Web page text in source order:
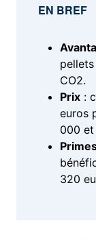
EN BREF
CO2.
Prix :
euros
000
320